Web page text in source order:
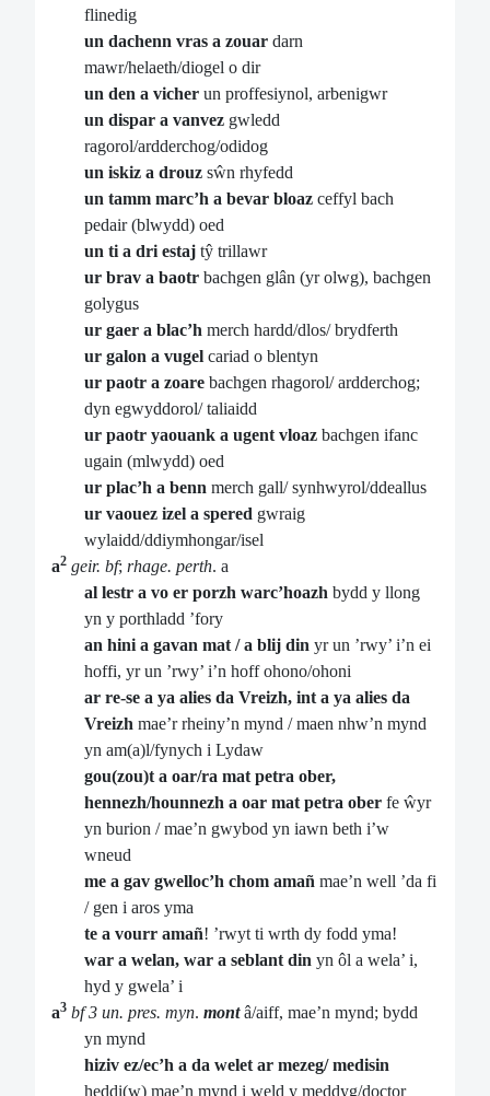
flinedig
un dachenn vras a zouar darn
mawr/helaeth/diogel o dir
un den a vicher un proffesiynol, arbenigwr
un dispar a vanvez gwledd
ragorol/ardderchog/odidog
un iskiz a drouz sŵn rhyfedd
un tamm marc’h a bevar bloaz ceffyl bach
pedair (blwydd) oed
un ti a dri estaj tŷ trillawr
ur brav a baotr bachgen glân (yr olwg), bachgen
golygus
ur gaer a blac’h merch hardd/dlos/ brydferth
ur galon a vugel cariad o blentyn
ur paotr a zoare bachgen rhagorol/ ardderchog;
dyn egwyddorol/ taliaidd
ur paotr yaouank a ugent vloaz bachgen ifanc
ugain (mlwydd) oed
ur plac’h a benn merch gall/ synhwyrol/ddeallus
ur vaouez izel a spered gwraig
wylaidd/ddiymhongar/isel
a2 geir. bf; rhage. perth. a
al lestr a vo er porzh warc’hoazh bydd y llong
yn y porthladd ’fory
an hini a gavan mat / a blij din yr un ’rwy’ i’n ei
hoffi, yr un ’rwy’ i’n hoff ohono/ohoni
ar re-se a ya alies da Vreizh, int a ya alies da
Vreizh mae’r rheiny’n mynd / maen nhw’n mynd
yn am(a)l/fynych i Lydaw
gou(zou)t a oar/ra mat petra ober,
hennezh/hounnezh a oar mat petra ober fe ŵyr
yn burion / mae’n gwybod yn iawn beth i’w
wneud
me a gav gwelloc’h chom amañ mae’n well ’da fi
/ gen i aros yma
te a vourr amañ! ’rwyt ti wrth dy fodd yma!
war a welan, war a seblant din yn ôl a wela’ i,
hyd y gwela’ i
a3 bf 3 un. pres. myn. montâ/aiff, mae’n mynd; bydd
yn mynd
hiziv ez/ec’h a da welet ar mezeg/ medisin
heddi(w) mae’n mynd i weld y meddyg/doctor